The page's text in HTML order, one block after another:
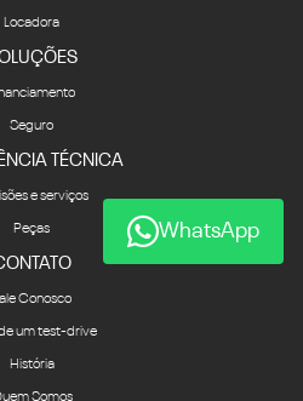
Locadora
Seguro
TÉCNICA
e serviços
Peças
Conosco
um test-drive
História
Somos
WhatsApp